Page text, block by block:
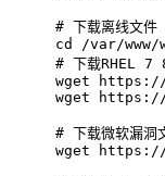
# 下载离线文件
cd /var/www/
# 下载RHEL 7
wget https://
wget https://
# 下载微软漏洞
wget https://